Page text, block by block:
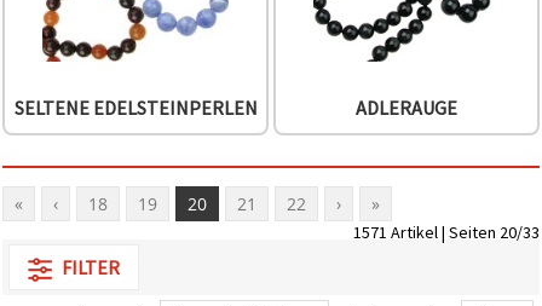
SELTENE EDELSTEINPERLEN ADLERAUGE
« ‹ 18 19 20 21 22 › »
1571 Artikel | Seiten 20/33
FILTER